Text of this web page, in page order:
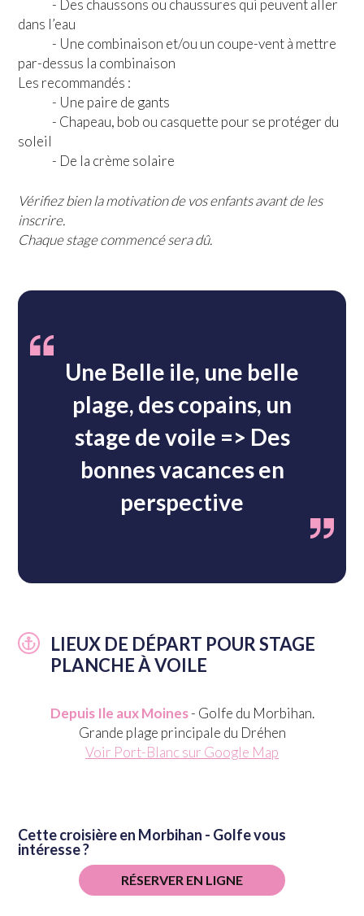
- Des chaussons ou chaussures qui peuvent aller
dans l’eau
- Une combinaison et/ou un coupe-vent à mettre
par-dessus la combinaison
Les recommandés :
- Une paire de gants
- Chapeau, bob ou casquette pour se protéger du
soleil
- De la crème solaire
Vérifiez bien la motivation de vos enfants avant de les
inscrire.
Chaque stage commencé sera dû.
Une Belle ile, une belle
plage, des copains, un
stage de voile => Des
bonnes vacances en
perspective
LIEUX DE DÉPART POUR STAGE
PLANCHE À VOILE
Depuis Ile aux Moines- Golfe du Morbihan.
Grande plage principale du Dréhen
Voir Port-Blanc sur Google Map
Cette croisière en Morbihan - Golfe vous
intéresse ?
RÉSERVER EN LIGNE